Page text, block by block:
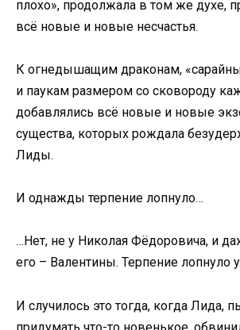
плохо», продолжала в том же духе,
всё новые и новые несчастья.
К огнедышащим драконам,
и паукам размером со сковороду
добавлялись всё новые и новые
существа, которых рождала
Лиды.
И однажды терпение лопнуло…
…Нет, не у Николая Фёдоровича, и
его – Валентины. Терпение лопнуло
И случилось это тогда, когда Лида,
придумать что-то новенькое,